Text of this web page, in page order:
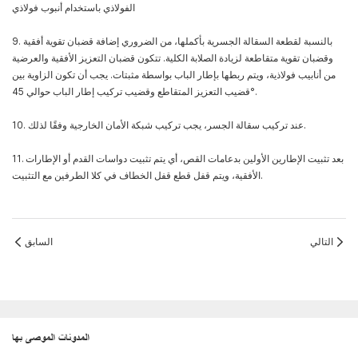
الفولاذي باستخدام أنبوب فولاذي
9. بالنسبة لقطعة السقالة الجسرية بأكملها، من الضروري إضافة قضبان تقوية أفقية
وقضبان تقوية متقاطعة لزيادة الصلابة الكلية. تتكون قضبان التعزيز الأفقية والعرضية
من أنابيب فولاذية، ويتم ربطها بإطار الباب بواسطة مثبتات. يجب أن تكون الزاوية بين
قضيب التعزيز المتقاطع وقضيب تركيب إطار الباب حوالي 45°.
10. عند تركيب سقالة الجسر، يجب تركيب شبكة الأمان الخارجية وفقًا لذلك.
11. بعد تثبيت الإطارين الأولين بدعامات القص، أي يتم تثبيت دواسات القدم أو الإطارات
الأفقية، ويتم قفل قطع قفل الخطاف في كلا الطرفين مع التثبيت.
السابق التالي
المدونات الموصى بها